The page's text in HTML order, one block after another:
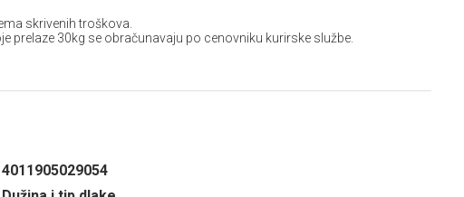
skrivenih troškova.
prelaze 30kg se obračunavaju po cenovniku kurirske službe.
4011905029054